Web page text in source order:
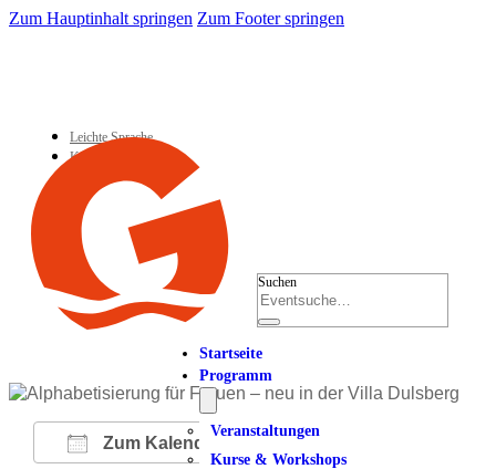
Zum Hauptinhalt springen Zum Footer springen
Leichte Sprache
Kontakt
Suchen
Startseite
Programm
Veranstaltungen
Kurse & Workshops
Zum Kalender hinzufügen